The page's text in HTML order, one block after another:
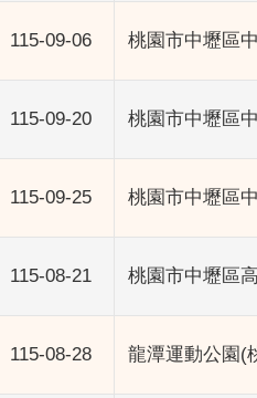
115-09-06 桃園市中壢區
115-09-20 桃園市中壢區
115-09-25 桃園市中壢區
115-08-21 桃園市中壢區
115-08-28 龍潭運動公園(